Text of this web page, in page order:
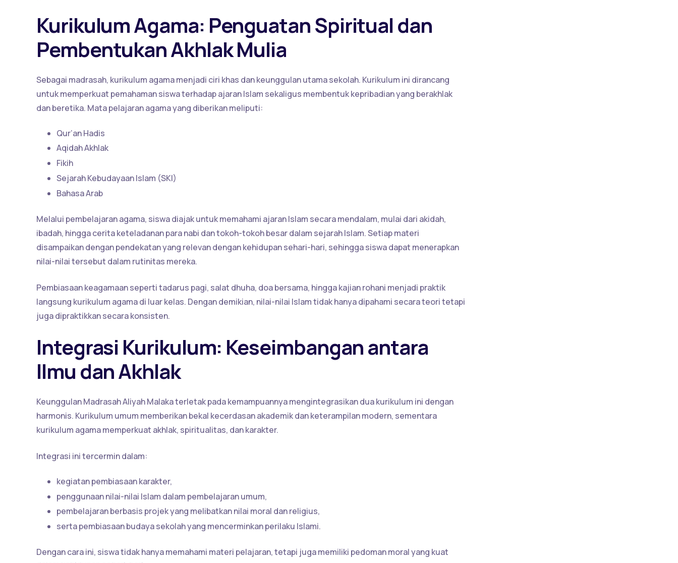
Kurikulum Agama: Penguatan Spiritual dan
Pembentukan Akhlak Mulia
Sebagai madrasah, kurikulum agama menjadi ciri khas dan keunggulan utama sekolah. Kurikulum ini dirancang
untuk memperkuat pemahaman siswa terhadap ajaran Islam sekaligus membentuk kepribadian yang berakhlak
dan beretika. Mata pelajaran agama yang diberikan meliputi:
Qur’an Hadis
Aqidah Akhlak
Fikih
Sejarah Kebudayaan Islam (SKI)
Bahasa Arab
Melalui pembelajaran agama, siswa diajak untuk memahami ajaran Islam secara mendalam, mulai dari akidah,
ibadah, hingga cerita keteladanan para nabi dan tokoh-tokoh besar dalam sejarah Islam. Setiap materi
disampaikan dengan pendekatan yang relevan dengan kehidupan sehari-hari, sehingga siswa dapat menerapkan
nilai-nilai tersebut dalam rutinitas mereka.
Pembiasaan keagamaan seperti tadarus pagi, salat dhuha, doa bersama, hingga kajian rohani menjadi praktik
langsung kurikulum agama di luar kelas. Dengan demikian, nilai-nilai Islam tidak hanya dipahami secara teori tetapi
juga dipraktikkan secara konsisten.
Integrasi Kurikulum: Keseimbangan antara
Ilmu dan Akhlak
Keunggulan Madrasah Aliyah Malaka terletak pada kemampuannya mengintegrasikan dua kurikulum ini dengan
harmonis. Kurikulum umum memberikan bekal kecerdasan akademik dan keterampilan modern, sementara
kurikulum agama memperkuat akhlak, spiritualitas, dan karakter.
Integrasi ini tercermin dalam:
kegiatan pembiasaan karakter,
penggunaan nilai-nilai Islam dalam pembelajaran umum,
pembelajaran berbasis projek yang melibatkan nilai moral dan religius,
serta pembiasaan budaya sekolah yang mencerminkan perilaku Islami.
Dengan cara ini, siswa tidak hanya memahami materi pelajaran, tetapi juga memiliki pedoman moral yang kuat